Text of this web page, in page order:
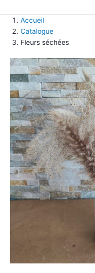
Accueil
Catalogue
Fleurs séchées